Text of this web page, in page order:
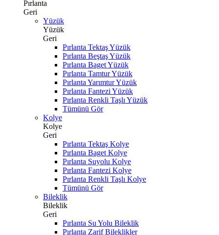
Pırlanta
Geri
Yüzük
Yüzük
Geri
Pırlanta Tektaş Yüzük
Pırlanta Beştaş Yüzük
Pırlanta Baget Yüzük
Pırlanta Tamtur Yüzük
Pırlanta Yarımtur Yüzük
Pırlanta Fantezi Yüzük
Pırlanta Renkli Taşlı Yüzük
Tümünü Gör
Kolye
Kolye
Geri
Pırlanta Tektaş Kolye
Pırlanta Baget Kolye
Pırlanta Suyolu Kolye
Pırlanta Fantezi Kolye
Pırlanta Renkli Taşlı Kolye
Tümünü Gör
Bileklik
Bileklik
Geri
Pırlanta Su Yolu Bileklik
Pırlanta Zarif Bileklikler